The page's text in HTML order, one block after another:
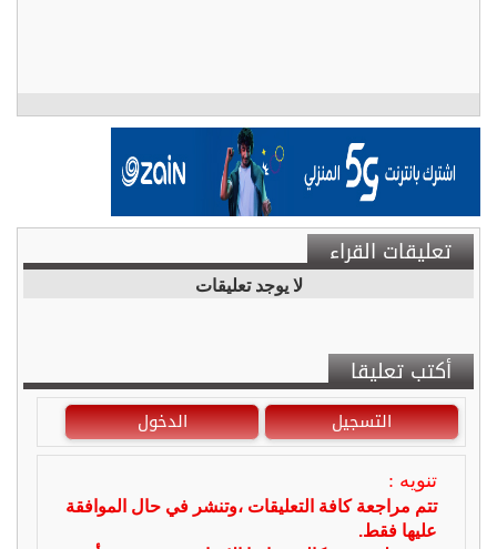
تعليقات القراء
لا يوجد تعليقات
أكتب تعليقا
التسجيل الدخول
تنويه :
تتم مراجعة كافة التعليقات ،وتنشر في حال الموافقة
عليها فقط.